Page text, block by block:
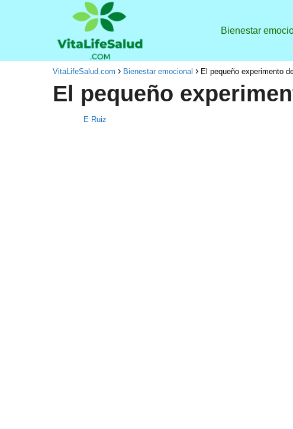
Bienestar
VitaLifeSalud.com Bienestar emocional El pequeño experimento
El pequeño
E Ruiz